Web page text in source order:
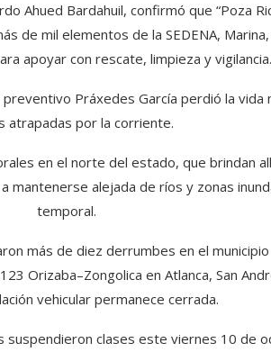
Ahued Bardahuil, confirmó que “Poza
de mil elementos de la SEDENA,
apoyar con rescate, limpieza y vigilancia.
Práxedes García perdió la
atrapadas por la corriente.
en el norte del estado, que brindan
mantenerse alejada de ríos y zonas
temporal.
más de diez derrumbes en el
Orizaba–Zongolica en Atlanca, San
vehicular permanece cerrada.
suspendieron clases este viernes 10 de